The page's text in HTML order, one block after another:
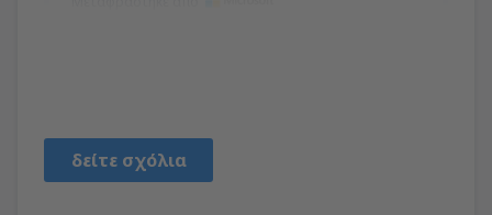
δείτε σχόλια